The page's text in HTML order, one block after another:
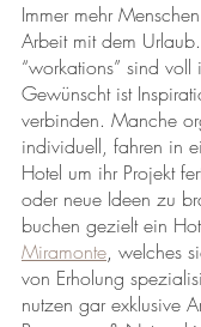
Immer mehr
Arbeit mit dem
“workations” sind voll
Gewünscht ist
verbinden. Manche
individuell, fahren in
Hotel um ihr Projekt
oder neue Ideen zu
buchen gezielt ein
Miramonte, welches
von Erholung
nutzen gar exklusive